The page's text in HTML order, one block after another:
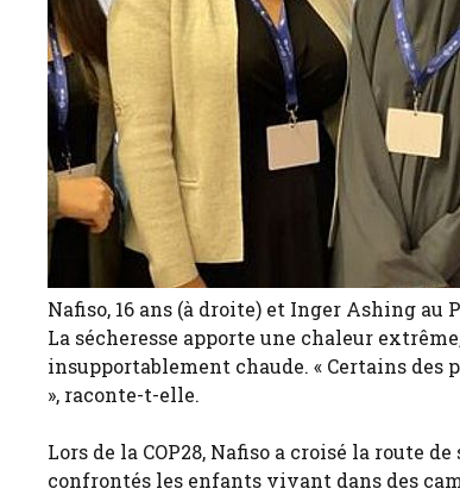
Nafiso, 16 ans (à droite) et Inger Ashing au
La sécheresse apporte une chaleur
insupportablement chaude. « Certains des
», raconte-t-elle.
Lors de la COP28, Nafiso a croisé la route
confrontés les enfants vivant dans des